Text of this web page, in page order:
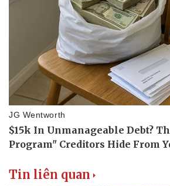
Tin liên quan